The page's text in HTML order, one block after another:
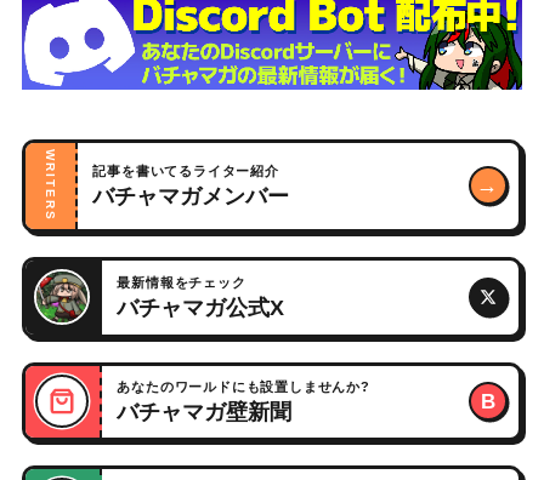
WRITERS 記事を書いてるライター紹介
バチャマガメンバー →
最新情報をチェック
バチャマガ公式X
あなたのワールドにも設置しませんか?
バチャマガ壁新聞 B